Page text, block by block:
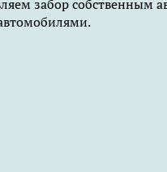
забор собственным